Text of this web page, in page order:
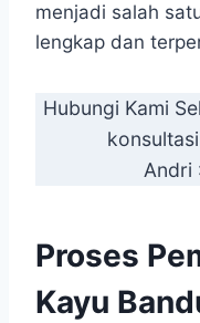
menjadi salah
lengkap dan
Hubungi Kami
Andri
Proses
Kayu